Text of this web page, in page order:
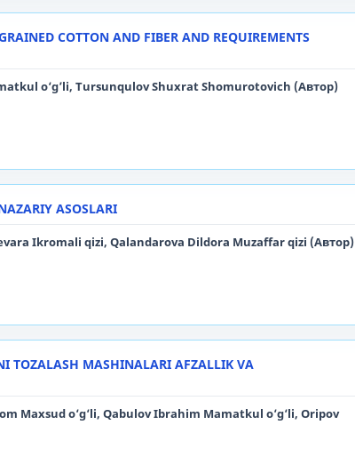
COTTON AND FIBER AND REQUIREMENTS
o‘g’li, Tursunqulov Shuxrat Shomurotovich (Автор)
ASOSLARI
Ikromali qizi, Qalandarova Dildora Muzaffar qizi (Автор)
TOZALASH MASHINALARI AFZALLIK VA
Maxsud o‘g‘li, Qabulov Ibrahim Mamatkul o‘g‘li, Oripov